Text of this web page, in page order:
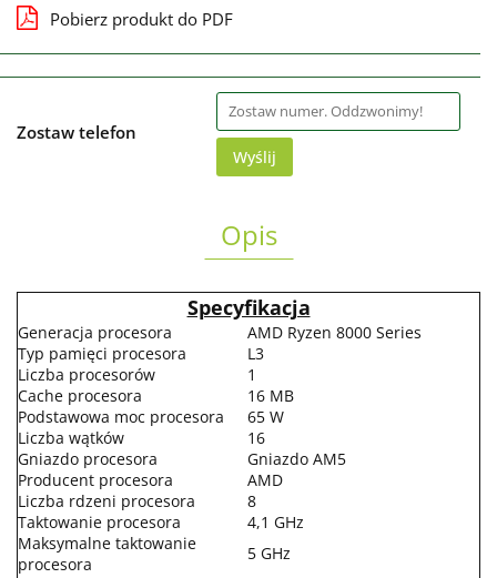
Pobierz produkt do PDF
Zostaw telefon
Wyślij
Opis
Specyfikacja
Generacja procesora
AMD Ryzen 8000 Series
Typ pamięci procesora
L3
Liczba procesorów
1
Cache procesora
16 MB
Podstawowa moc procesora
65 W
Liczba wątków
16
Gniazdo procesora
Gniazdo AM5
Producent procesora
AMD
Liczba rdzeni procesora
8
Taktowanie procesora
4,1 GHz
Maksymalne taktowanie
procesora
5 GHz